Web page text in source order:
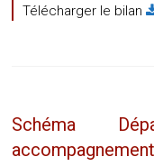
Télécharger le bilan
Schéma
accompagnement